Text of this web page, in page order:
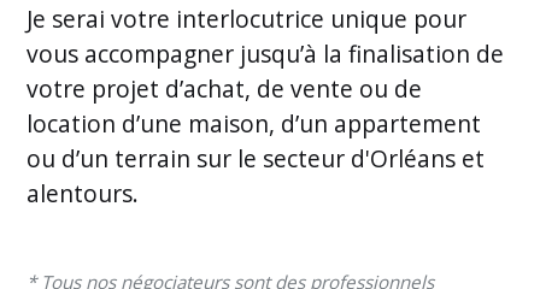
Je serai votre interlocutrice unique pour
vous accompagner jusqu’à la finalisation de
votre projet d’achat, de vente ou de
location d’une maison, d’un appartement
ou d’un terrain sur le secteur d'Orléans et
alentours.
* Tous nos négociateurs sont des professionnels